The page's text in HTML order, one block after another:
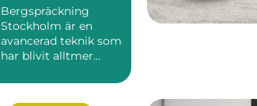
Bergspräckning
Stockholm är en
avancerad teknik som
har blivit alltmer